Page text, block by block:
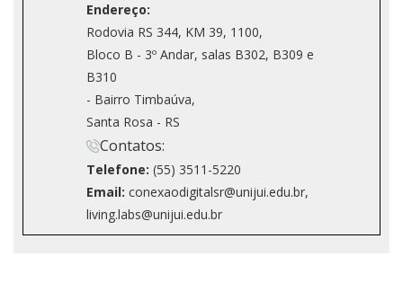
Endereço:
Rodovia RS 344, KM 39, 1100,
Bloco B - 3º Andar, salas B302, B309 e
B310
- Bairro Timbaúva,
Santa Rosa - RS
Contatos:
Telefone: (55) 3511-5220
Email: conexaodigitalsr@unijui.edu.br,
living.labs@unijui.edu.br